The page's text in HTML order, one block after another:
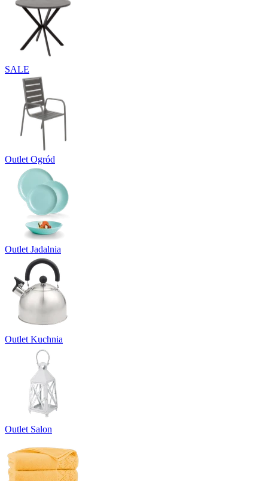
SALE
Outlet Ogród
Outlet Jadalnia
Outlet Kuchnia
Outlet Salon